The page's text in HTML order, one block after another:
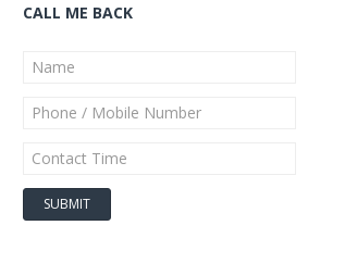
CALL ME BACK